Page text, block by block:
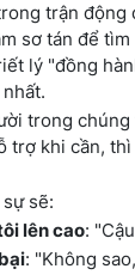
trận động
sơ tán để
lý "đồng
trong
trợ khi cần,
sẽ:
lên cao:
: "Không